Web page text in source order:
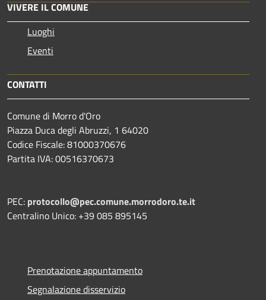
VIVERE IL COMUNE
Luoghi
Eventi
CONTATTI
Comune di Morro d'Oro
Piazza Duca degli Abruzzi, 1 64020
Codice Fiscale: 81000370676
Partita IVA: 00516370673
PEC: protocollo@pec.comune.morrodoro.te.it
Centralino Unico: +39 085 895145
Prenotazione appuntamento
Segnalazione disservizio